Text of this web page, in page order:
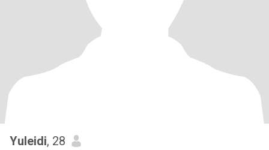
Yuleidi, 28